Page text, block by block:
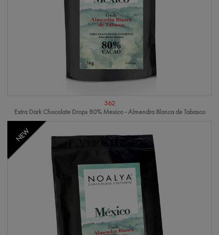
362
Extra Dark Chocolate Drops 80% Mexico - Almendra Blanca de Tabasco
NEW